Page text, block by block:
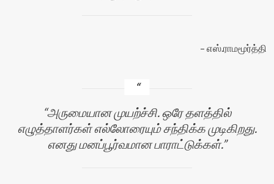
எஸ்.ராமமூர்த்தி
அருமையான முயற்ச்சி. ஒரே தளத்தில்
எழுத்தாளர்கள் எல்லோரையும் சந்திக்க முடிகிறது.
எனது மனப்பூர்வமான பாராட்டுக்கள்.